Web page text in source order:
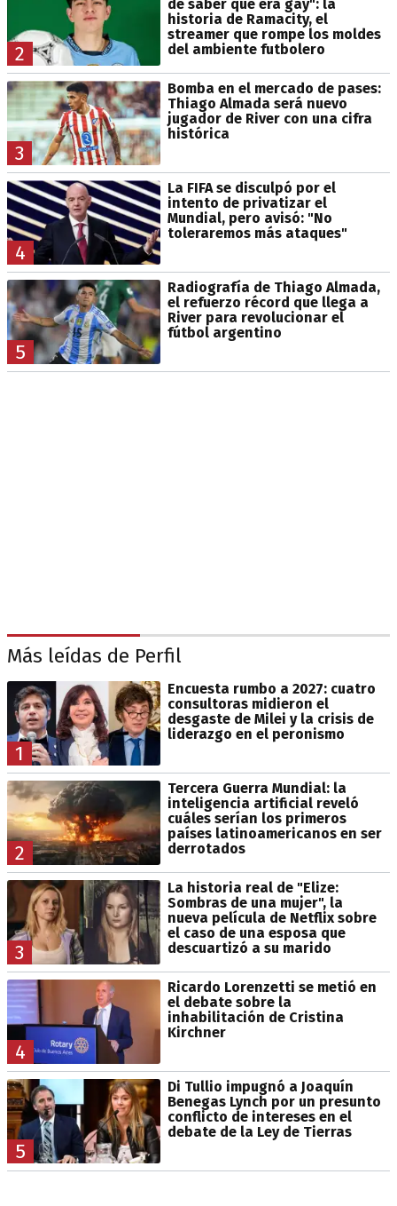
2
de saber que era gay": la
historia de Ramacity, el
streamer que rompe los moldes
del ambiente futbolero
3
Bomba en el mercado de pases:
Thiago Almada será nuevo
jugador de River con una cifra
histórica
4
La FIFA se disculpó por el
intento de privatizar el
Mundial, pero avisó: "No
toleraremos más ataques"
5
Radiografía de Thiago Almada,
el refuerzo récord que llega a
River para revolucionar el
fútbol argentino
Más leídas de Perfil
1
Encuesta rumbo a 2027: cuatro
consultoras midieron el
desgaste de Milei y la crisis de
liderazgo en el peronismo
2
Tercera Guerra Mundial: la
inteligencia artificial reveló
cuáles serían los primeros
países latinoamericanos en ser
derrotados
3
La historia real de "Elize:
Sombras de una mujer", la
nueva película de Netflix sobre
el caso de una esposa que
descuartizó a su marido
4
Ricardo Lorenzetti se metió en
el debate sobre la
inhabilitación de Cristina
Kirchner
5
Di Tullio impugnó a Joaquín
Benegas Lynch por un presunto
conflicto de intereses en el
debate de la Ley de Tierras